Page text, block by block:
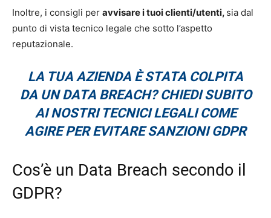
Inoltre, i consigli per avvisare i tuoi clienti/utenti, sia dal
punto di vista tecnico legale che sotto l’aspetto
reputazionale.
LA TUA AZIENDA È STATA COLPITA
DA UN DATA BREACH? CHIEDI SUBITO
AI NOSTRI TECNICI LEGALI COME
AGIRE PER EVITARE SANZIONI GDPR
Cos’è un Data Breach secondo il
GDPR?